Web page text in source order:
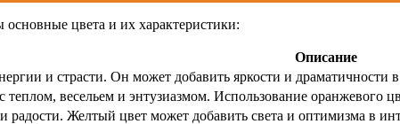
цвета и их характеристики:
Описание
и страсти. Он может добавить яркости и драматичности в
теплом, весельем и энтузиазмом. Использование оранжевого
радости. Желтый цвет может добавить света и оптимизма в